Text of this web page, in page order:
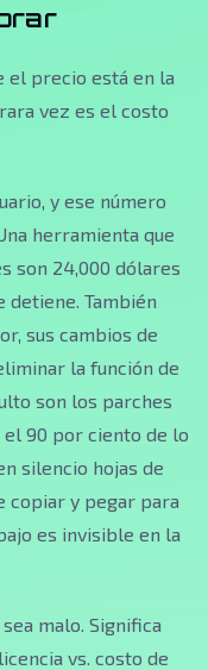
el precio está en la
vez es el costo
y ese número
herramienta que
son 24,000 dólares
detiene. También
sus cambios de
la función de
son los parches
el 90 por ciento de lo
silencio hojas de
copiar y pegar para
es invisible en la
malo. Significa
vs. costo de